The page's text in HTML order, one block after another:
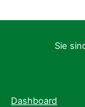
Sie
Dashboard